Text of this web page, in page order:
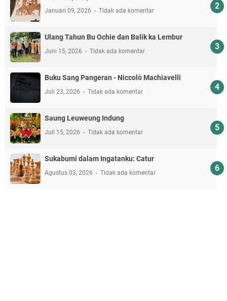
Januari 09, 2026 Tidak ada komentar
Ulang Tahun Bu Ochie dan Balik ka Lembur
Juni 15, 2026 Tidak ada komentar
Buku Sang Pangeran - Niccolò Machiavelli
Juli 23, 2026 Tidak ada komentar
Saung Leuweung Indung
Juli 15, 2026 Tidak ada komentar
Sukabumi dalam Ingatanku: Catur
Agustus 03, 2026 Tidak ada komentar